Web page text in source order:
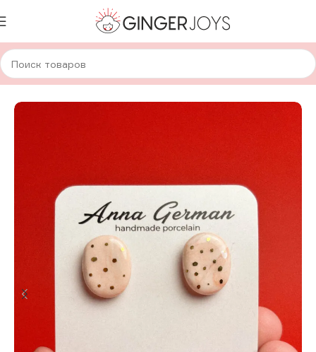
Главная Украшения Серьги Керамические серьги